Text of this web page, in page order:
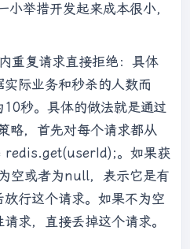
小举措开发起来成本很小，
重复请求直接拒绝：具体
实际业务和秒杀的人数而
10秒。具体的做法就是通过
略，首先对每个请求都从
。如果获
空或者为null，表示它是有
放行这个请求。如果不为空
求，直接丢掉这个请求。